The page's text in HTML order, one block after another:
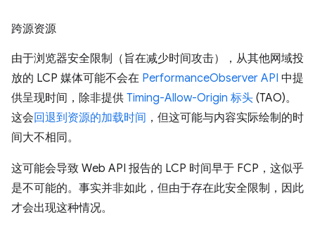
跨源资源
由于浏览器安全限制（旨在减少时间攻击），从其他网域投
放的 LCP 媒体可能不会在 PerformanceObserver API 中提
供呈现时间，除非提供 Timing-Allow-Origin 标头 (TAO)。
这会回退到资源的加载时间 ，但这可能与内容实际绘制的时
间大不相同。
这可能会导致 Web API 报告的 LCP 时间早于 FCP，这似乎
是不可能的。事实并非如此，但由于存在此安全限制，因此
才会出现这种情况。